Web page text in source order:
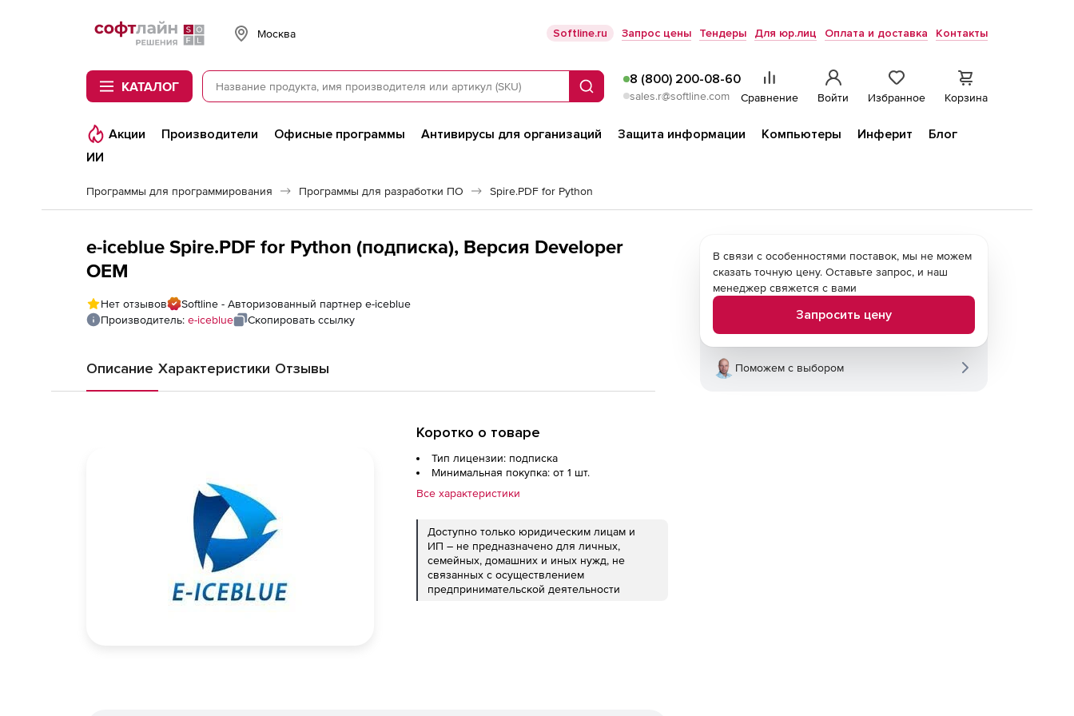
Softline
Москва Softline.ru Запрос цены Тендеры Для юр.лиц Оплата и доставка Контакты
КАТАЛОГ Поиск
8 (800) 200-08-60
sales.r@softline.com Сравнение Войти Избранное Корзина
Акции Производители Офисные программы Антивирусы для организаций Защита информации Компьютеры Инферит
Блог
ИИ
Программы для программирования Программы для разработки ПО Spire.PDF for Python
e-iceblue Spire.PDF for Python (подписка), Версия Developer
OEM
Нет отзывов
Softline - Авторизованный партнер e-iceblue
Производитель: e-iceblue Скопировать ссылку
Описание Характеристики Отзывы
Коротко о товаре
Тип лицензии: подписка
Минимальная покупка: от 1 шт.
Все характеристики
Доступно только юридическим лицам и
ИП – не предназначено для личных,
семейных, домашних и иных нужд, не
связанных с осуществлением
предпринимательской деятельности
В связи с особенностями поставок, мы не можем
сказать точную цену. Оставьте запрос, и наш
менеджер свяжется с вами
Запросить цену
Поможем с выбором